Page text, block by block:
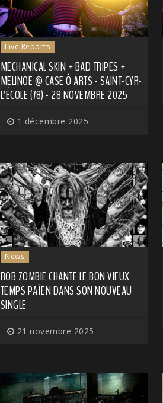
Live Reports
MECHANICAL SKIN + BAD TRIPES +
MELINOË @ CASE Ô ARTS - SAINT-CYR-
L'ÉCOLE (78) - 28 NOVEMBRE 2025
1 décembre 2025
News
ROB ZOMBIE CHANTE LE BON VIEUX
TEMPS PAÏEN DANS SON NOUVEAU
SINGLE
21 novembre 2025